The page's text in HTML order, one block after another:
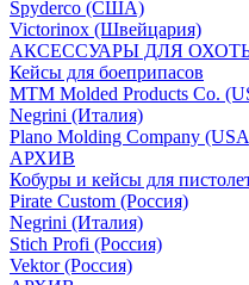
Spyderco (США)
Victorinox (Швейцария)
АКСЕССУАРЫ ДЛЯ
Кейсы для боеприпасов
MTM Molded Products Co.
Negrini (Италия)
Plano Molding Company
АРХИВ
Кобуры и кейсы для
Pirate Custom (Россия)
Negrini (Италия)
Stich Profi (Россия)
Vektor (Россия)